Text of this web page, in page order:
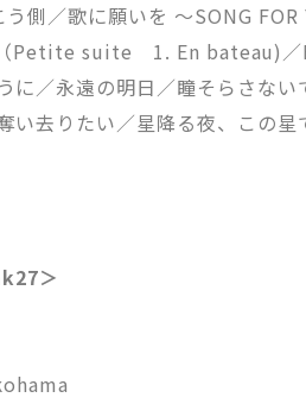
側／歌に願いを 〜SONG FOR
（Petite suite 1. En bateau)
に／永遠の明日／瞳そらさない
い去りたい／星降る夜、この星
＞